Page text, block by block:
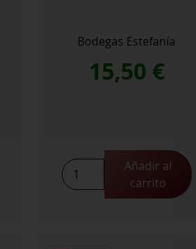
Bodegas Estefanía
15,50 €
Tilenus
La
Añadir al
carrito